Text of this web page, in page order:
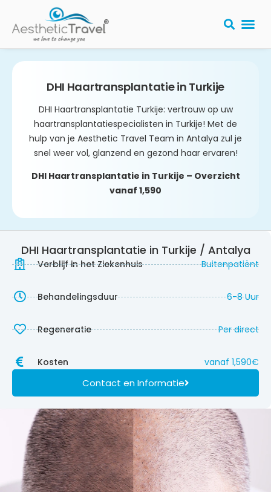
DHI Haartransplantatie in Turkije
DHI Haartransplantatie Turkije: vertrouw op uw
haartransplantatiespecialisten in Turkije! Met de
hulp van je Aesthetic Travel Team in Antalya zul je
snel weer vol, glanzend en gezond haar ervaren!
DHI Haartransplantatie in Turkije – Overzicht​
vanaf 1,590
DHI Haartransplantatie in Turkije / Antalya
Verblijf in het Ziekenhuis Buitenpatiënt
Behandelingsduur 6-8 Uur
Regeneratie Per direct
Kosten vanaf 1,590€
Contact en Informatie